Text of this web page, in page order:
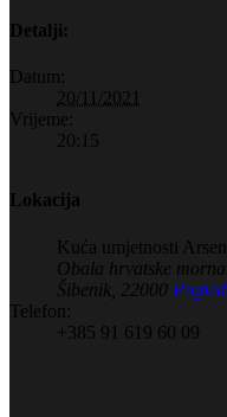
Detalji:
Datum:
20/11/2021
Vrijeme:
20:15
Lokacija
Kuća umjetnosti Arsen
Obala hrvatske
Šibenik
22000
Telefon:
+385 91 619 60 09